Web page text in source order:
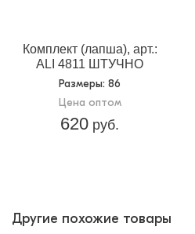
Комплект (лапша), арт.:
ALI 4811 ШТУЧНО
Размеры: 86
Цена оптом
620 руб.
Другие похожие товары